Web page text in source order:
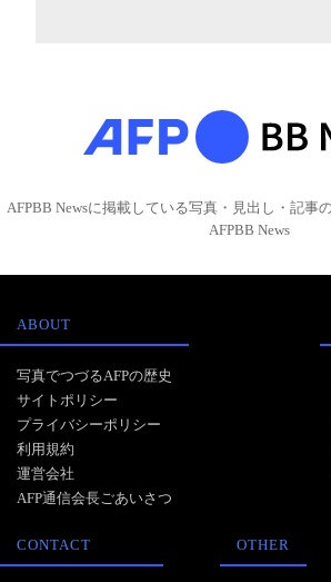
AFPBB Newsに掲載している写真・見出し・記事
AFPBB News
ABOUT
写真でつづるAFPの歴史
サイトポリシー
プライバシーポリシー
利用規約
運営会社
AFP通信会長ごあいさつ
CONTACT OTHER